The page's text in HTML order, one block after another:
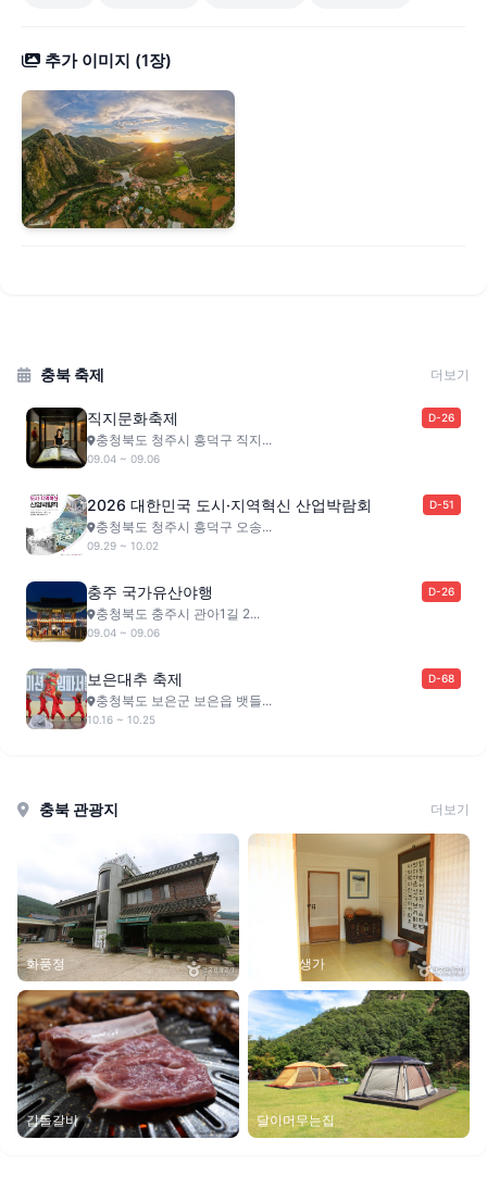
추가 이미지 (1장)
충북 축제 더보기
직지문화축제 D-26
충청북도 청주시 흥덕구 직지...
09.04 ~ 09.06
2026 대한민국 도시·지역혁신 산업박람회 D-51
충청북도 청주시 흥덕구 오송...
09.29 ~ 10.02
충주 국가유산야행 D-26
충청북도 충주시 관아1길 2...
09.04 ~ 09.06
보은대추 축제 D-68
충청북도 보은군 보은읍 뱃들...
10.16 ~ 10.25
충북 관광지 더보기
화풍정 정지용 생가
갑돌갈비 달이머무는집